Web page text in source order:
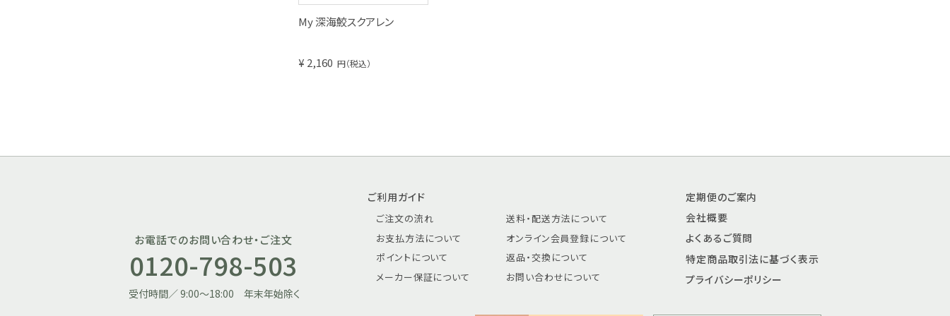
My 深海鮫スクアレン
¥ 2,160 円（税込）
お電話でのお問い合わせ・ご注文
0120-798-503
受付時間／ 9:00～18:00 年末年始除く
ご利用ガイド
ご注文の流れ
送料・配送方法について
お支払方法について
オンライン会員登録について
ポイントについて
返品・交換について
メーカー保証について
お問い合わせについて
定期便のご案内
会社概要
よくあるご質問
特定商品取引法に基づく表示
プライバシーポリシー